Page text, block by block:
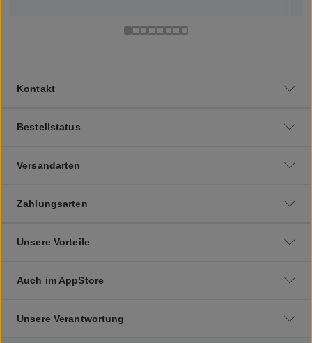
Kontakt
Bestellstatus
Versandarten
Zahlungsarten
Unsere Vorteile
Auch im AppStore
Unsere Verantwortung